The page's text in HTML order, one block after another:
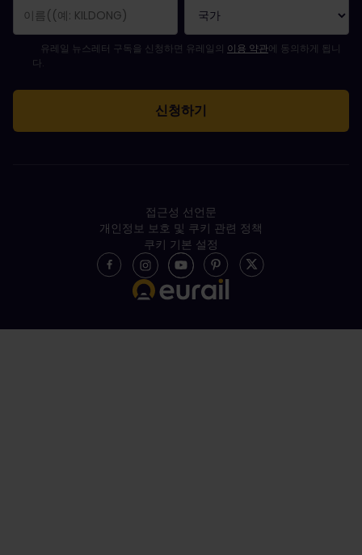
구독 신청이 완료되었습니다.
이메일 주소는 필수 항목입니다.
유효하지 않은 이메일 주소입니다!
뉴스레터를 구독하는 중 오류가 발생했습니다. 나중에 다시 시도해 주세요.
귀하는 이미 이 뉴스레터를 구독했습니다!
뉴스레터 구독을 위해서는 이용 약관에 동의하셔야 합니다.
유레일 뉴스레터 구독을 신청하면 유레일의 이용 약관에 동의하게 됩니
다.
접근성 선언문
개인정보 보호 및 쿠키 관련 정책
쿠키 기본 설정